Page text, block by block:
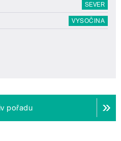
SEVER
VYSOČINA
pořadu